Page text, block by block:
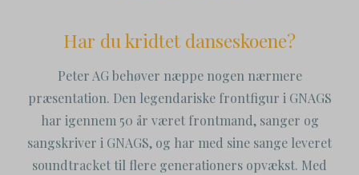
Har du kridtet danseskoene?
Peter AG behøver næppe nogen nærmere
præsentation. Den legendariske frontfigur i GNAGS
har igennem 50 år været frontmand, sanger og
sangskriver i GNAGS, og har med sine sange leveret
soundtracket til flere generationers opvækst. Med